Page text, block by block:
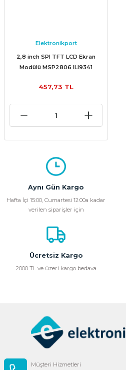
Elektronikport
2,8 inch SPI TFT LCD Ekran
Modülü MSP2806 ILI9341
457,73 TL
Aynı Gün Kargo
Hafta İçi 15:00, Cumartesi 12:00a kadar
verilen siparişler için
Ücretsiz Kargo
2000 TL ve üzeri kargo bedava
Müşteri Hizmetleri